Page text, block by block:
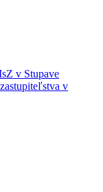
v Stupave
v